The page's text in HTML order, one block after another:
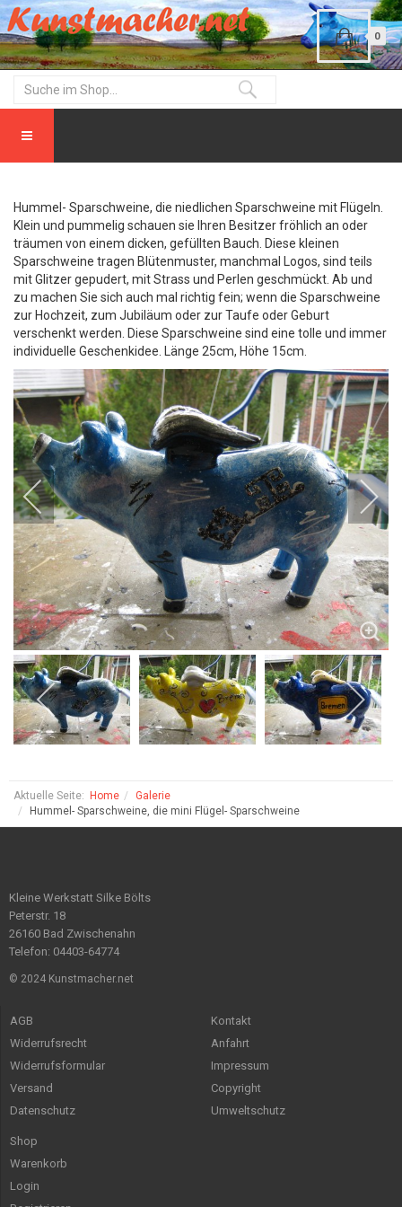
0
Hummel- Sparschweine, die niedlichen Sparschweine mit Flügeln.
Klein und pummelig schauen sie Ihren Besitzer fröhlich an oder
träumen von einem dicken, gefüllten Bauch. Diese kleinen
Sparschweine tragen Blütenmuster, manchmal Logos, sind teils
mit Glitzer gepudert, mit Strass und Perlen geschmückt. Ab und
zu machen Sie sich auch mal richtig fein; wenn die Sparschweine
zur Hochzeit, zum Jubiläum oder zur Taufe oder Geburt
verschenkt werden. Diese Sparschweine sind eine tolle und immer
individuelle Geschenkidee. Länge 25cm, Höhe 15cm.
Aktuelle Seite: Home
Galerie
Hummel- Sparschweine, die mini Flügel- Sparschweine
Kleine Werkstatt Silke Bölts
Peterstr. 18
26160 Bad Zwischenahn
Telefon: 04403-64774
© 2024 Kunstmacher.net
AGB
Widerrufsrecht
Widerrufsformular
Versand
Datenschutz
Kontakt
Anfahrt
Impressum
Copyright
Umweltschutz
Shop
Warenkorb
Login